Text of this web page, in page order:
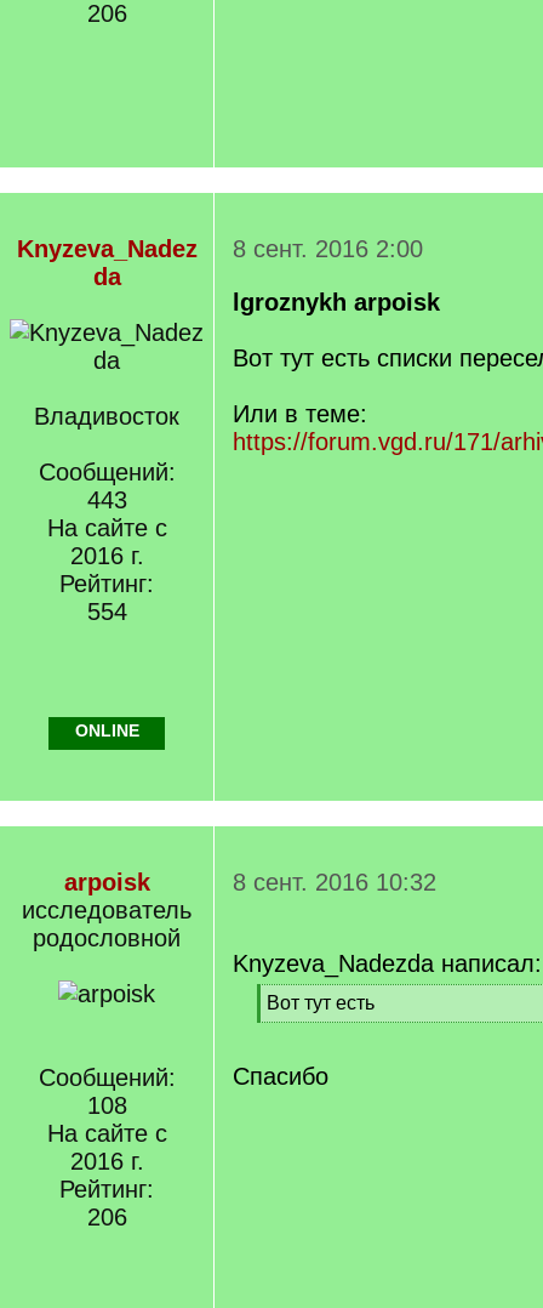
206
Knyzeva_Nadez
da
Владивосток
Сообщений:
443
На сайте с
2016 г.
Рейтинг:
554
8 сент. 2016 2:00
lgroznykh arpoisk
Вот тут есть списки
Или в теме:
https://forum.vgd.ru/171/
ONLINE
arpoisk
исследователь
родословной
Сообщений:
108
На сайте с
2016 г.
Рейтинг:
206
8 сент. 2016 10:32
Knyzeva_Nadezda написал:
[
q
Вот тут есть
[
q
]
Спасибо